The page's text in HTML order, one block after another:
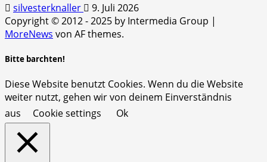
silvesterknaller
9. Juli 2026
Copyright © 2012 - 2025 by Intermedia Group |
MoreNews von AF themes.
Bitte barchten!
Diese Website benutzt Cookies. Wenn du die Website
weiter nutzt, gehen wir von deinem Einverständnis
aus
Cookie settings Ok